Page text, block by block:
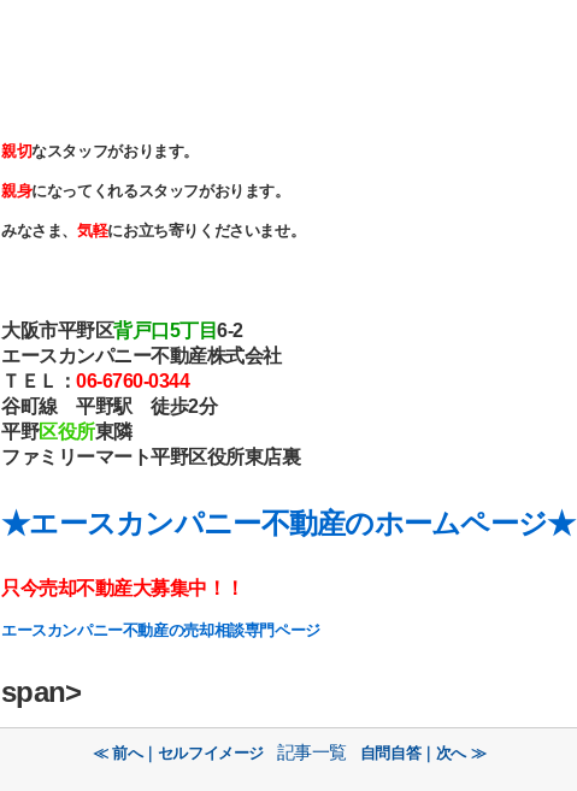
親切なスタッフがおります。
親身になってくれるスタッフがおります。
みなさま、気軽にお立ち寄りくださいませ。
大阪市平野区背戸口5丁目6-2
エースカンパニー不動産株式会社
ＴＥＬ：06-6760-0344
谷町線 平野駅 徒歩2分
平野区役所東隣
ファミリーマート平野区役所東店裏
★エースカンパニー不動産のホームページ★
只今売却不動産大募集中！！
エースカンパニー不動産の売却相談専門ページ
span>
≪ 前へ｜セルフイメージ 記事一覧 自問自答｜次へ ≫